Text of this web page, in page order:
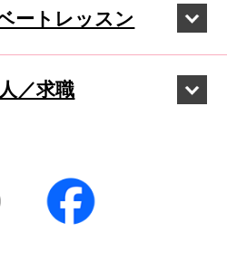
ートレッスン
／求職